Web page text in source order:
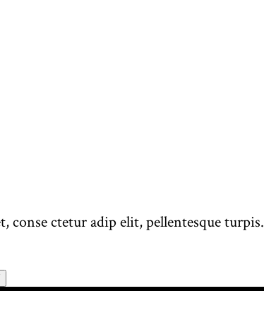
conse ctetur adip elit, pellentesque turpis.